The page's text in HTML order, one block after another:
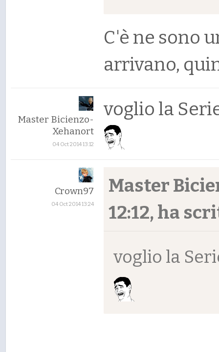
C'è ne sono
arrivano,
Master Bicienzo-
Xehanort
04 Oct 2014 13:12
voglio la
Crown97
04 Oct 2014 13:24
Master
12:12, ha
voglio la